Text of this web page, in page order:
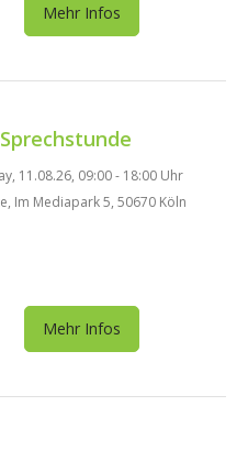
Mehr Infos
11.08.26, 09:00 - 18:00 Uhr
Im Mediapark 5, 50670 Köln
Mehr Infos